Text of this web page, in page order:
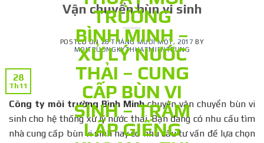
Vận chuyển bùn vi sinh
POSTED ON28 THÁNG MƯỜI MỘT, 2017 BY
MOITRUONGKYTHUATMIENTRUNG
28
Th11
Công ty môi trường Bình Minhchuyên vận chuyển bùn vi
sinh cho hệ thống xử lý nước thải. Bạn đang có nhu cầu tìm
nhà cung cấp bùn vi sinh hay có nhu cầu tư vấn đề lựa chọn